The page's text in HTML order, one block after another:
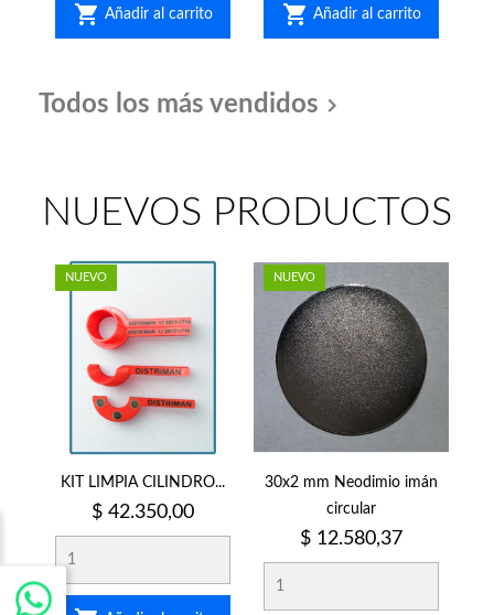
 Añadir al carrito  Añadir al carrito
Todos los más vendidos 
NUEVOS PRODUCTOS
KIT LIMPIA CILINDRO...
Precio
$ 42.350,00
NUEVO
30x2 mm Neodimio imán
circular
Precio
$ 12.580,37
NUEVO